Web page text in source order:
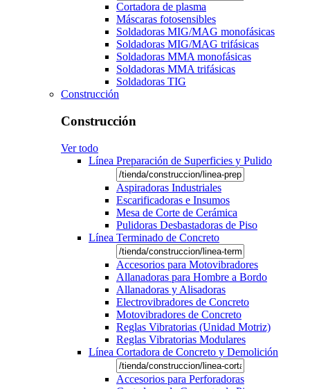
Cortadora de plasma
Máscaras fotosensibles
Soldadoras MIG/MAG monofásicas
Soldadoras MIG/MAG trifásicas
Soldadoras MMA monofásicas
Soldadoras MMA trifásicas
Soldadoras TIG
Construcción
Construcción
Ver todo
Línea Preparación de Superficies y Pulido
Aspiradoras Industriales
Escarificadoras e Insumos
Mesa de Corte de Cerámica
Pulidoras Desbastadoras de Piso
Línea Terminado de Concreto
Accesorios para Motovibradores
Allanadoras para Hombre a Bordo
Allanadoras y Alisadoras
Electrovibradores de Concreto
Motovibradores de Concreto
Reglas Vibratorias (Unidad Motriz)
Reglas Vibratorias Modulares
Línea Cortadora de Concreto y Demolición
Accesorios para Perforadoras